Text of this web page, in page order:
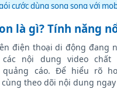
cước dùng song song với
là gì? Tính năng
điện thoại di động đang
nội dung video chất
quảng cáo. Để hiểu rõ
theo dõi nội dung